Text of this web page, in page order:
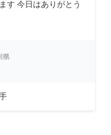
す 今日はありがとう
県